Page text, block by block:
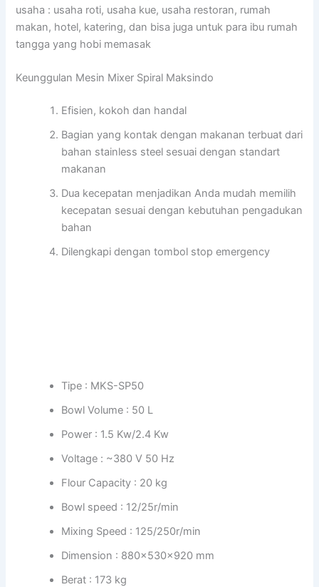
usaha : usaha roti, usaha kue, usaha restoran, rumah
makan, hotel, katering, dan bisa juga untuk para ibu rumah
tangga yang hobi memasak
Keunggulan Mesin Mixer Spiral Maksindo
Efisien, kokoh dan handal
Bagian yang kontak dengan makanan terbuat dari
bahan stainless steel sesuai dengan standart
makanan
Dua kecepatan menjadikan Anda mudah memilih
kecepatan sesuai dengan kebutuhan pengadukan
bahan
Dilengkapi dengan tombol stop emergency
Tipe : MKS-SP50
Bowl Volume : 50 L
Power : 1.5 Kw/2.4 Kw
Voltage : ~380 V 50 Hz
Flour Capacity : 20 kg
Bowl speed : 12/25r/min
Mixing Speed : 125/250r/min
Dimension : 880x530x920 mm
Berat : 173 kg